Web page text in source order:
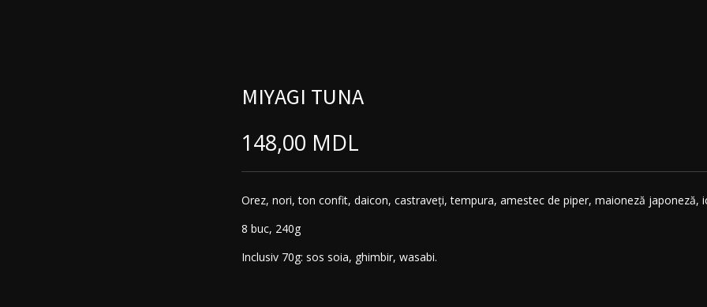
MIYAGI TUNA
148,00 MDL
Orez, nori, ton confit, daicon, castraveți, tempura, amestec de piper, maioneză japoneză,
8 buc, 240g
Inclusiv 70g: sos soia, ghimbir, wasabi.